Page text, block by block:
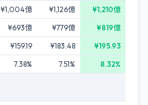
¥1,004億 ¥1,126億
¥1,210億
¥693億 ¥779億
¥819億
¥159.19 ¥183.48
¥195.93
7.38% 7.51% 8.32%